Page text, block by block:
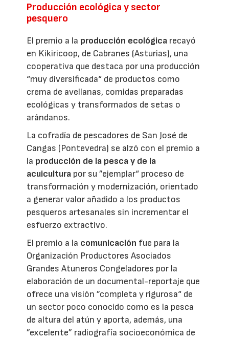
Producción ecológica y sector
pesquero
El premio a la producción ecológica recayó
en Kikiricoop, de Cabranes (Asturias), una
cooperativa que destaca por una producción
“muy diversificada“ de productos como
crema de avellanas, comidas preparadas
ecológicas y transformados de setas o
arándanos.
La cofradía de pescadores de San José de
Cangas (Pontevedra) se alzó con el premio a
la producción de la pesca y de la
acuicultura por su ”ejemplar“ proceso de
transformación y modernización, orientado
a generar valor añadido a los productos
pesqueros artesanales sin incrementar el
esfuerzo extractivo.
El premio a la comunicación fue para la
Organización Productores Asociados
Grandes Atuneros Congeladores por la
elaboración de un documental-reportaje que
ofrece una visión ”completa y rigurosa“ de
un sector poco conocido como es la pesca
de altura del atún y aporta, además, una
”excelente” radiografía socioeconómica de